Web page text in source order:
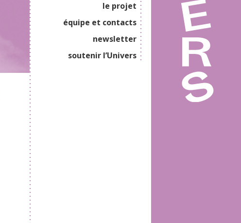
le projet
équipe et contacts
newsletter
soutenir l’Univers